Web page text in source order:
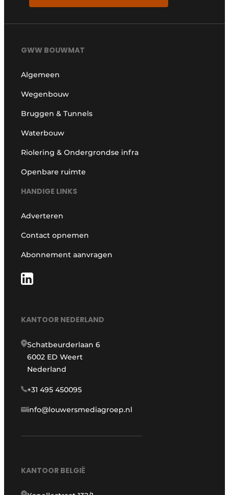
GWW BOUWMAT
Algemeen
Wegenbouw
Bruggen & Tunnels
Waterbouw
Riolering & Ondergrondse infra
Openbare ruimte
HANDIGE LINKS
Adverteren
Contact opnemen
Abonnement aanvragen
KANTOOR NEDERLAND
Schatbeurderlaan 6
6002 ED Weert
Nederland
+31 495 450095
info@louwersmediagroep.nl
KANTOOR BELGIË